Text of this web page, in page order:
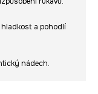
a pohodlí
nádech.